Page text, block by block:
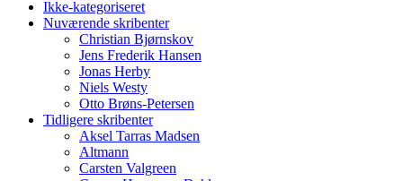
Ikke-kategoriseret
Nuværende skribenter
Christian Bjørnskov
Jens Frederik Hansen
Jonas Herby
Niels Westy
Otto Brøns-Petersen
Tidligere skribenter
Aksel Tarras Madsen
Altmann
Carsten Valgreen